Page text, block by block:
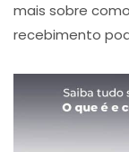
mais sobre
recebimento